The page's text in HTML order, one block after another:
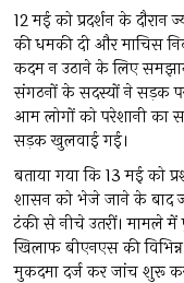
12 मई को प्रदर्शन के दौरान
की धमकी दी और माचिस
कदम न उठाने के लिए
संगठनों के सदस्यों ने सड़क
आम लोगों को परेशानी का
सड़क खुलवाई गई।
बताया गया कि 13 मई को
शासन को भेजे जाने के बाद
टंकी से नीचे उतरीं। मामले
खिलाफ बीएनएस की
मुकदमा दर्ज कर जांच शुरू